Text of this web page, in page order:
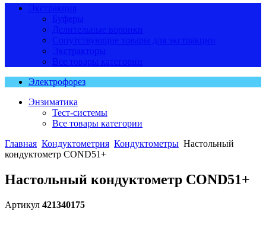
Экстракция
Буферы
Делительные воронки
Сопутствующие товары для экстракции
Экстракторы
Все товары категории
Электрофорез
Энзиматика
Тест-системы
Все товары категории
Главная Кондуктометрия Кондуктометры Настольный
кондуктометр COND51+
Настольный кондуктометр COND51+
Артикул 421340175